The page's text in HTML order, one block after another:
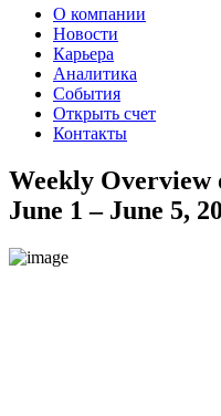
О компании
Новости
Карьера
Аналитика
События
Открыть счет
Контакты
Weekly Overview
June 1 – June 5,